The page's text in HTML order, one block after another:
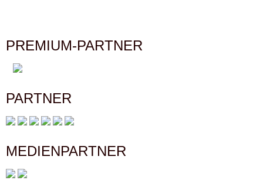
PREMIUM-PARTNER
PARTNER
MEDIENPARTNER